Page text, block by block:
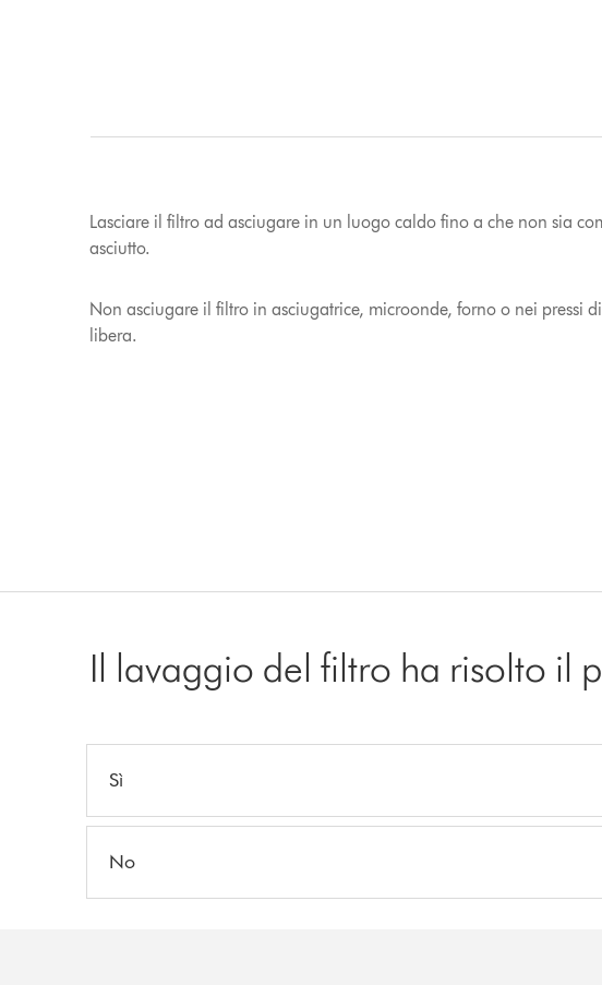
Lasciare il filtro ad asciugare in un luogo caldo fino a che non sia
asciutto.
Non asciugare il filtro in asciugatrice, microonde, forno o nei pressi
libera.
Il lavaggio del filtro ha risolto il
Sì
No